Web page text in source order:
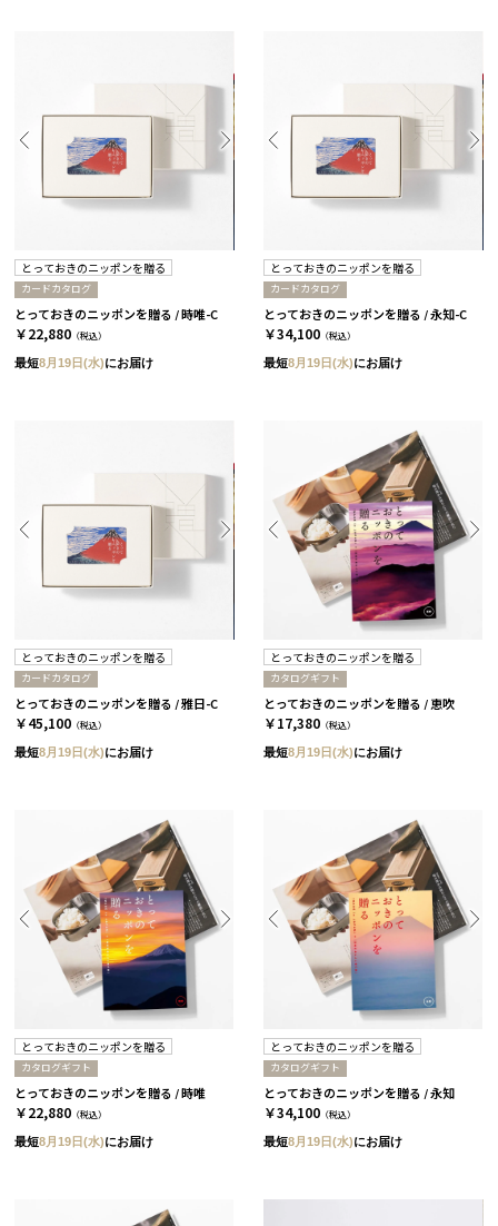
とっておきのニッポンを贈る
カードカタログ
とっておきのニッポンを贈る / 時唯-C
￥22,880 （税込）
最短8月19日(水)にお届け
とっておきのニッポンを贈る
カードカタログ
とっておきのニッポンを贈る / 永知-C
￥34,100 （税込）
最短8月19日(水)にお届け
とっておきのニッポンを贈る
カードカタログ
とっておきのニッポンを贈る / 雅日-C
￥45,100 （税込）
最短8月19日(水)にお届け
とっておきのニッポンを贈る
カタログギフト
とっておきのニッポンを贈る / 恵吹
￥17,380 （税込）
最短8月19日(水)にお届け
とっておきのニッポンを贈る
カタログギフト
とっておきのニッポンを贈る / 時唯
￥22,880 （税込）
最短8月19日(水)にお届け
とっておきのニッポンを贈る
カタログギフト
とっておきのニッポンを贈る / 永知
￥34,100 （税込）
最短8月19日(水)にお届け